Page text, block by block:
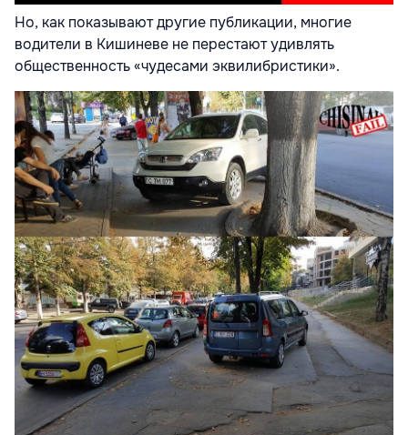
Но, как показывают другие публикации, многие
водители в Кишиневе не перестают удивлять
общественность «чудесами эквилибристики».